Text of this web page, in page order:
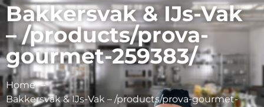
Bakkersvak & IJs-Vak
– /products/prova-
gourmet-259383/
Home
Bakkersvak & IJs-Vak – /products/prova-gourmet-